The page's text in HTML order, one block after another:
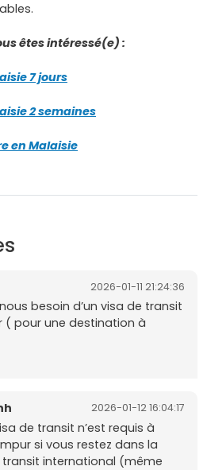
êtes intéressé(e) :
7 jours
2 semaines
en Malaisie
2026-01-11 21:24:36
besoin d’un visa de transit
( pour une destination à
2026-01-12 16:04:17
de transit n’est requis à
si vous restez dans la
transit international (même